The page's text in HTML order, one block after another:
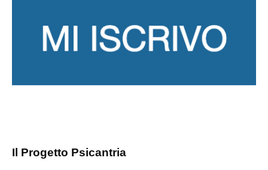
Il Progetto Psicantria